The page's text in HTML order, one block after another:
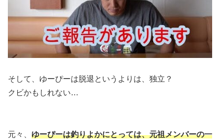
そして、ゆーぴーは脱退というよりは、独立？
クビかもしれない…
元々、 ゆーぴーは釣りよかにとっては、元祖メンバーの一